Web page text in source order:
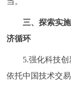
三、探索实施
济循环
5.强化科技创新
依托中国技术交